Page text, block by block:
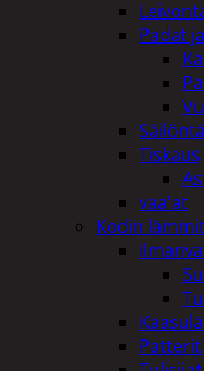
Padat
Säilöntä
Tiskaus
vaa'at
Kodin
Patterit